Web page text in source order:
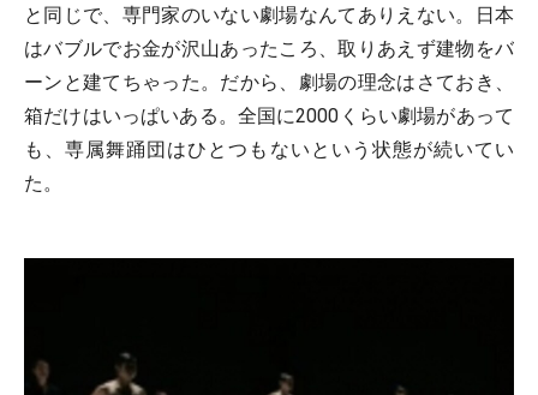
と同じで、専門家のいない劇場なんてありえない。日本
はバブルでお金が沢山あったころ、取りあえず建物をバ
ーンと建てちゃった。だから、劇場の理念はさておき、
箱だけはいっぱいある。全国に2000くらい劇場があって
も、専属舞踊団はひとつもないという状態が続いてい
た。